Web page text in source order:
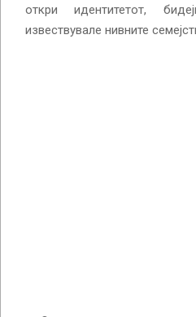
откри идентитетот,
извествувале нивните